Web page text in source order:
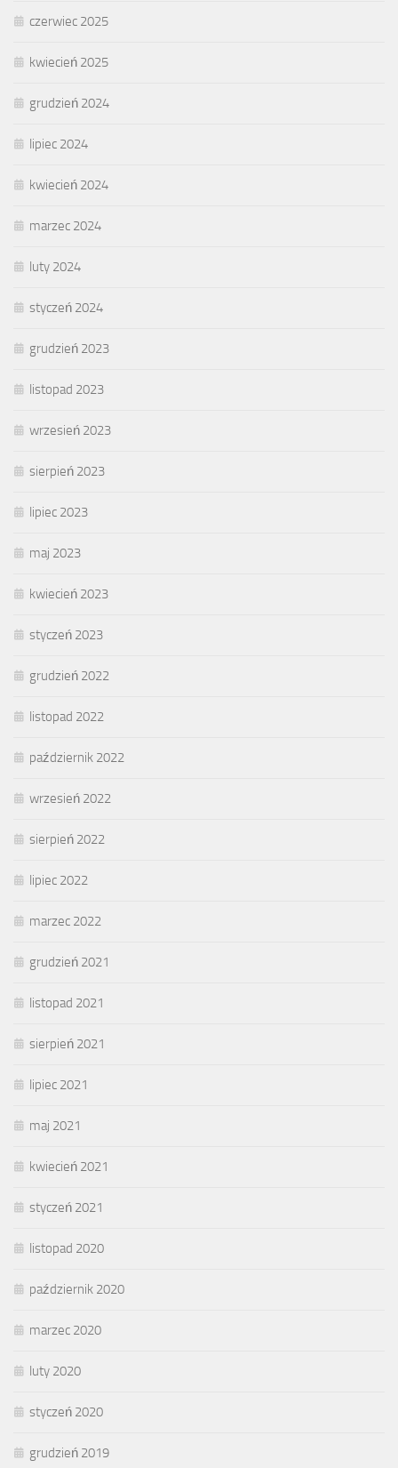
czerwiec 2025
kwiecień 2025
grudzień 2024
lipiec 2024
kwiecień 2024
marzec 2024
luty 2024
styczeń 2024
grudzień 2023
listopad 2023
wrzesień 2023
sierpień 2023
lipiec 2023
maj 2023
kwiecień 2023
styczeń 2023
grudzień 2022
listopad 2022
październik 2022
wrzesień 2022
sierpień 2022
lipiec 2022
marzec 2022
grudzień 2021
listopad 2021
sierpień 2021
lipiec 2021
maj 2021
kwiecień 2021
styczeń 2021
listopad 2020
październik 2020
marzec 2020
luty 2020
styczeń 2020
grudzień 2019